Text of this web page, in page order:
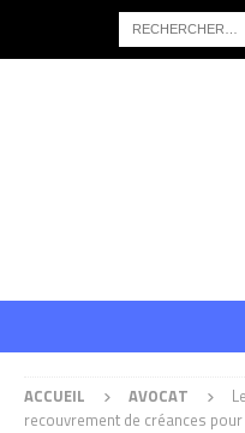
ACCUEIL AVOCAT
recouvrement de créances